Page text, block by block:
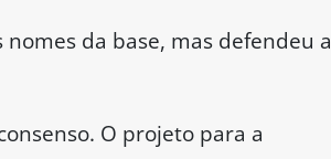
da base, mas defendeu a
O projeto para a